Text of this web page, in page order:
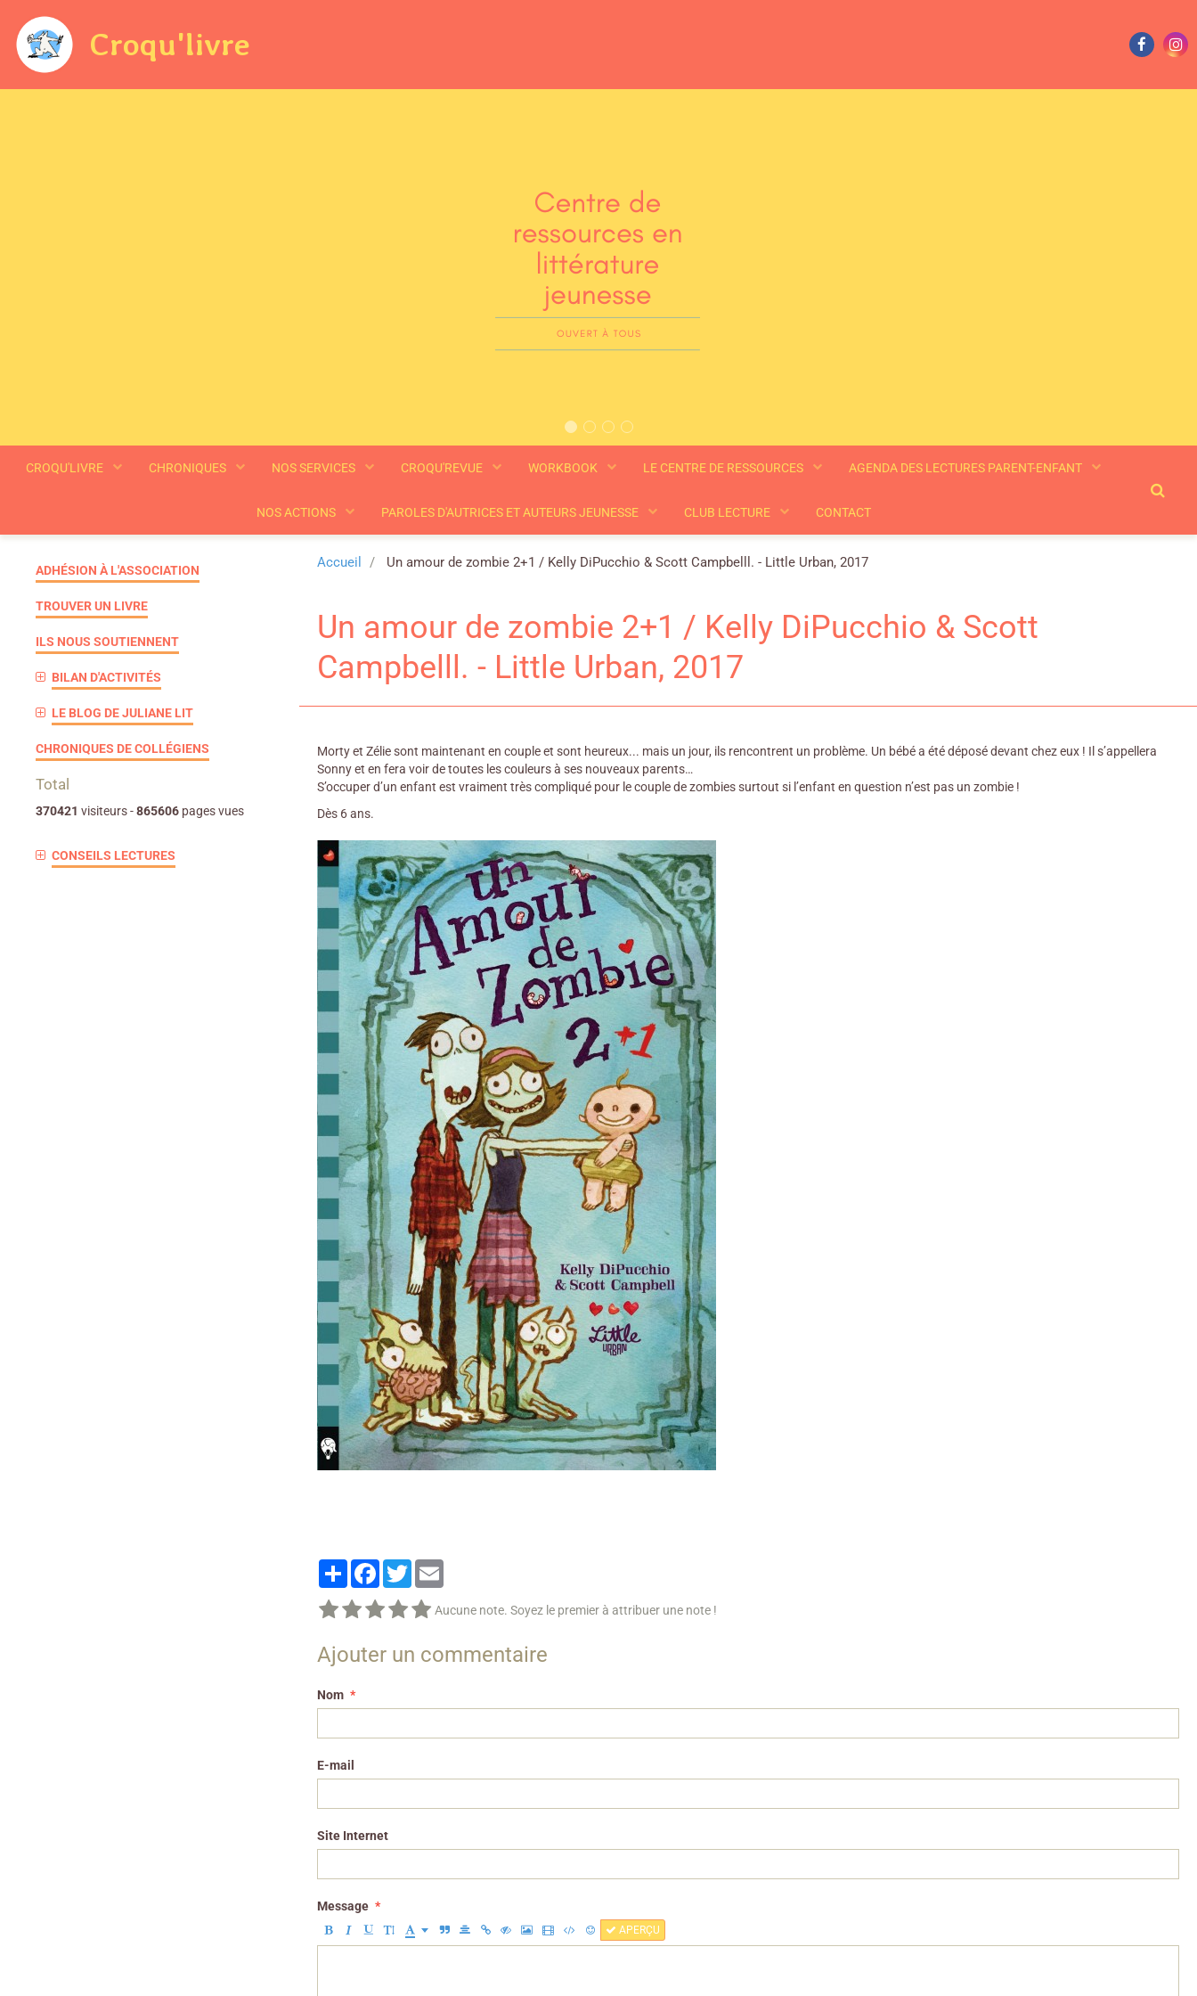
Croqu'livre
CROQU'LIVRE CHRONIQUES NOS SERVICES CROQU'REVUE WORKBOOK LE CENTRE DE RESSOURCES AGENDA DES LECTURES PARENT-ENFANT
NOS ACTIONS PAROLES D'AUTRICES ET AUTEURS JEUNESSE CLUB LECTURE CONTACT
Accueil Un amour de zombie 2+1 / Kelly DiPucchio & Scott Campbelll. - Little Urban, 2017
Un amour de zombie 2+1 / Kelly DiPucchio & Scott
Campbelll. - Little Urban, 2017
Morty et Zélie sont maintenant en couple et sont heureux... mais un jour, ils rencontrent un problème. Un bébé a été déposé devant chez eux ! Il s’appellera
Sonny et en fera voir de toutes les couleurs à ses nouveaux parents…
S’occuper d’un enfant est vraiment très compliqué pour le couple de zombies surtout si l’enfant en question n’est pas un zombie !
Dès 6 ans.
PartagerFacebook
Twitter
Aucune note. Soyez le premier à attribuer une note !
Ajouter un commentaire
Nom
E-mail
Site Internet
Message
APERÇU
ADHÉSION À L'ASSOCIATION
TROUVER UN LIVRE
ILS NOUS SOUTIENNENT
BILAN D'ACTIVITÉS
LE BLOG DE JULIANE LIT
CHRONIQUES DE COLLÉGIENS
Total
370421 visiteurs -865606 pages vues
CONSEILS LECTURES